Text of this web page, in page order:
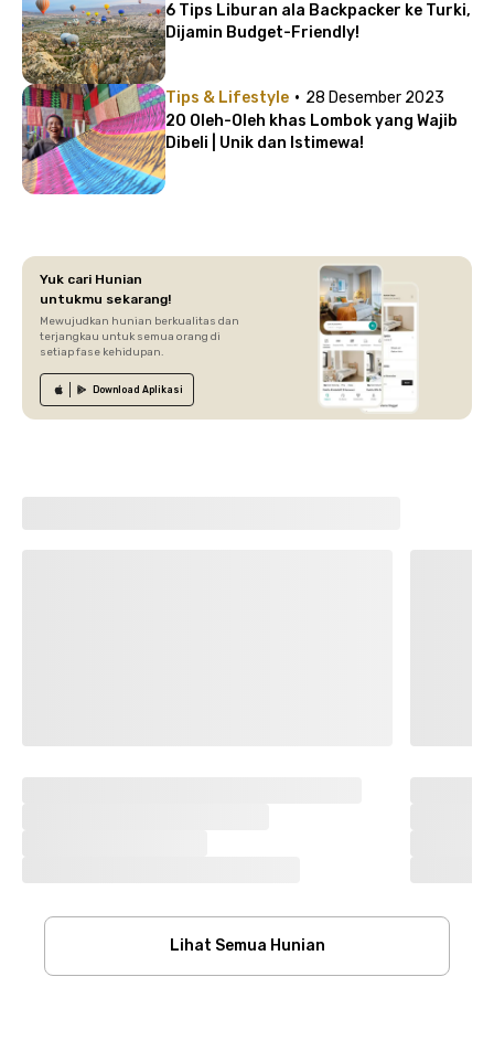
6 Tips Liburan ala Backpacker ke Turki,
Dijamin Budget-Friendly!
Tips & Lifestyle · 28 Desember 2023
20 Oleh-Oleh khas Lombok yang Wajib
Dibeli | Unik dan Istimewa!
Yuk cari Hunian
untukmu sekarang!
Mewujudkan hunian berkualitas dan
terjangkau untuk semua orang di
setiap fase kehidupan.
Download Aplikasi
Lihat Semua Hunian